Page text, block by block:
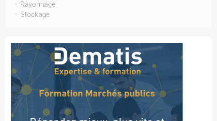
Rayonnage
Stockage